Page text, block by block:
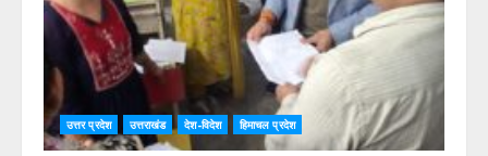
उत्तर प्रदेश उत्तराखंड देश-विदेश हिमाचल प्रदेश